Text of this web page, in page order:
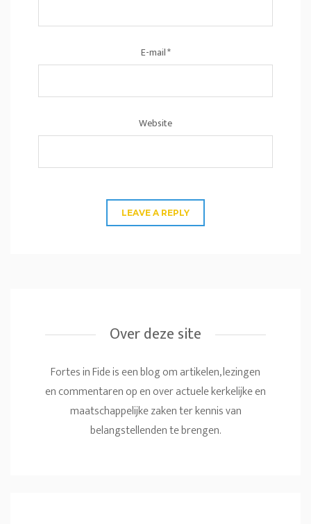
E-mail*
Website
Over deze site
Fortes in Fide is een blog om artikelen, lezingen
en commentaren op en over actuele kerkelijke en
maatschappelijke zaken ter kennis van
belangstellenden te brengen.